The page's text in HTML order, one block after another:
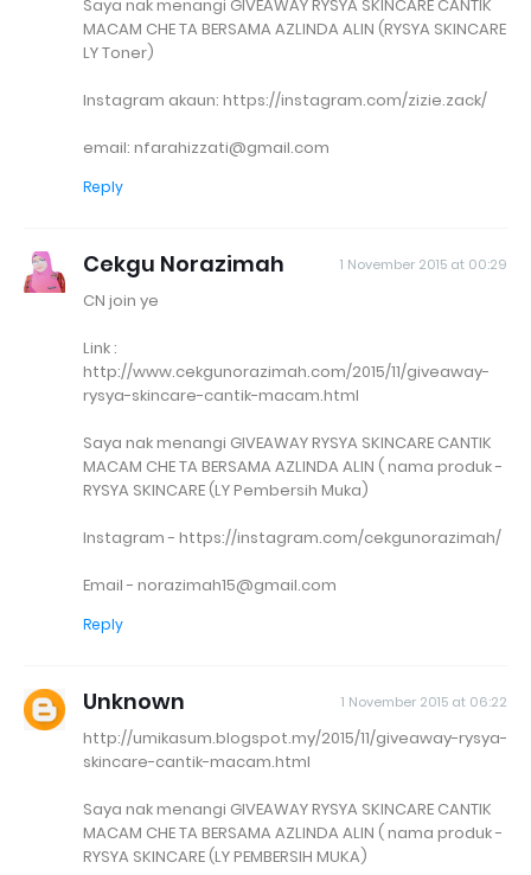
Saya nak menangi GIVEAWAY RYSYA SKINCARE CANTIK
MACAM CHE TA BERSAMA AZLINDA ALIN (RYSYA SKINCARE
LY Toner)
Instagram akaun: https://instagram.com/zizie.zack/
email: nfarahizzati@gmail.com
Reply
Cekgu Norazimah 1 November 2015 at 00:29
CN join ye
Link :
http://www.cekgunorazimah.com/2015/11/giveaway-
rysya-skincare-cantik-macam.html
Saya nak menangi GIVEAWAY RYSYA SKINCARE CANTIK
MACAM CHE TA BERSAMA AZLINDA ALIN ( nama produk -
RYSYA SKINCARE (LY Pembersih Muka)
Instagram - https://instagram.com/cekgunorazimah/
Email - norazimah15@gmail.com
Reply
Unknown 1 November 2015 at 06:22
http://umikasum.blogspot.my/2015/11/giveaway-rysya-
skincare-cantik-macam.html
Saya nak menangi GIVEAWAY RYSYA SKINCARE CANTIK
MACAM CHE TA BERSAMA AZLINDA ALIN ( nama produk -
RYSYA SKINCARE (LY PEMBERSIH MUKA)